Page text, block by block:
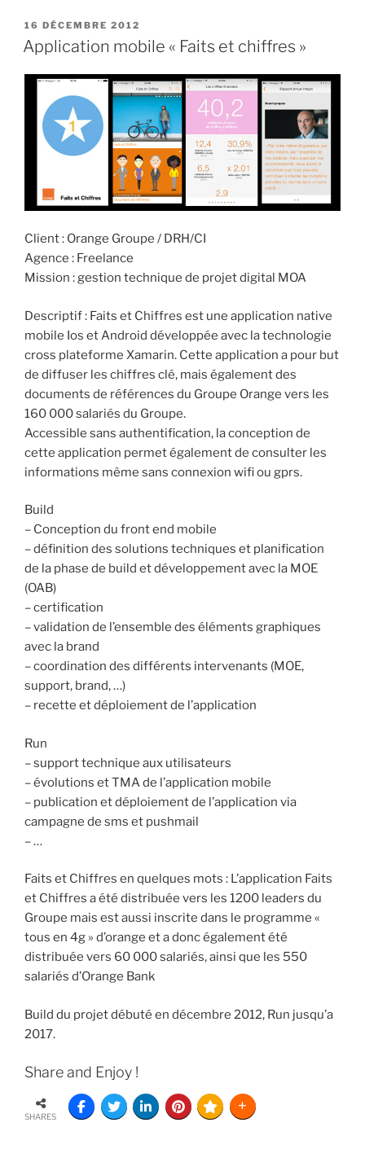
16 DÉCEMBRE 2012
Application mobile « Faits et chiffres »
Client : Orange Groupe / DRH/CI
Agence : Freelance
Mission : gestion technique de projet digital MOA
Descriptif : Faits et Chiffres est une application native
mobile Ios et Android développée avec la technologie
cross plateforme Xamarin. Cette application a pour but
de diffuser les chiffres clé, mais également des
documents de références du Groupe Orange vers les
160 000 salariés du Groupe.
Accessible sans authentification, la conception de
cette application permet également de consulter les
informations même sans connexion wifi ou gprs.
Build
– Conception du front end mobile
– définition des solutions techniques et planification
de la phase de build et développement avec la MOE
(OAB)
– certification
– validation de l’ensemble des éléments graphiques
avec la brand
– coordination des différents intervenants (MOE,
support, brand, …)
– recette et déploiement de l’application
Run
– support technique aux utilisateurs
– évolutions et TMA de l’application mobile
– publication et déploiement de l’application via
campagne de sms et pushmail
– …
Faits et Chiffres en quelques mots : L’application Faits
et Chiffres a été distribuée vers les 1200 leaders du
Groupe mais est aussi inscrite dans le programme «
tous en 4g » d’orange et a donc également été
distribuée vers 60 000 salariés, ainsi que les 550
salariés d’Orange Bank
Build du projet débuté en décembre 2012, Run jusqu’a
2017.
Share and Enjoy !
SHARES